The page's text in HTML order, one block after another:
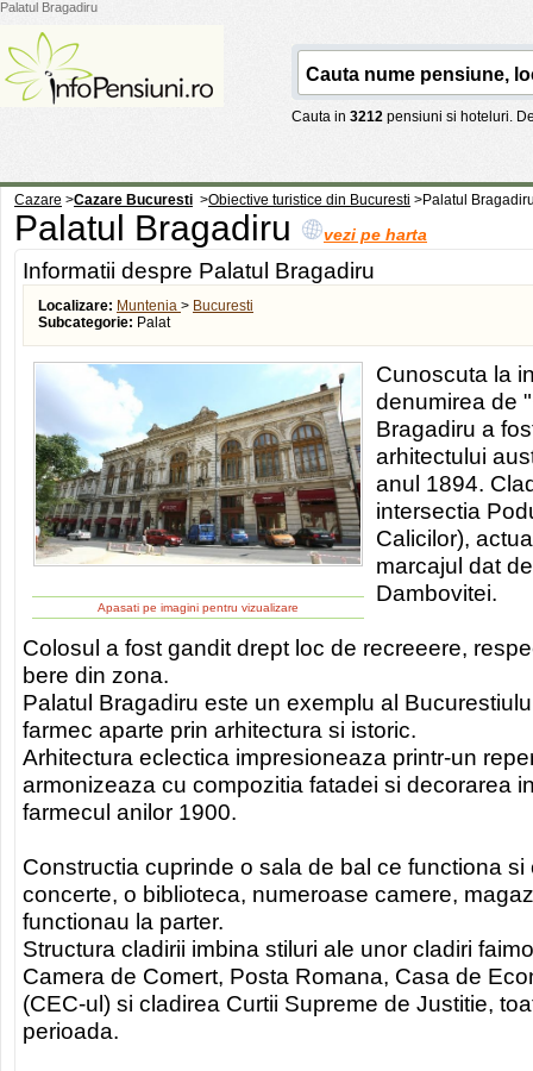
Palatul Bragadiru
Cauta in 3212 pensiuni si hoteluri.
Cazare >Cazare Bucuresti >Obiective turistice din Bucuresti >Palatul
Palatul Bragadiru vezi pe harta
Informatii despre Palatul Bragadiru
Localizare: Muntenia > Bucuresti
Subcategorie: Palat
Apasati pe imagini pentru vizualizare
Cunoscuta la
denumirea de
Bragadiru a
arhitectului
anul 1894.
intersectia
Calicilor),
marcajul dat
Dambovitei.
Colosul a fost gandit drept loc de recreeere,
bere din zona.
Palatul Bragadiru este un exemplu al
farmec aparte prin arhitectura si istoric.
Arhitectura eclectica impresioneaza printr-un
armonizeaza cu compozitia fatadei si decorarea
farmecul anilor 1900.
Constructia cuprinde o sala de bal ce functiona
concerte, o biblioteca, numeroase camere,
functionau la parter.
Structura cladirii imbina stiluri ale unor cladiri
Camera de Comert, Posta Romana, Casa de
(CEC-ul) si cladirea Curtii Supreme de Justitie,
perioada.